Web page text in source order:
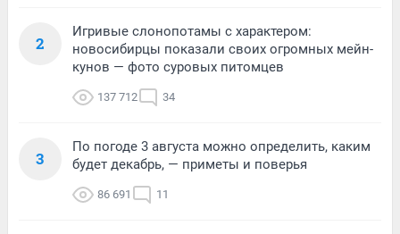
2
Игривые слонопотамы с характером:
новосибирцы показали своих огромных мейн-
кунов — фото суровых питомцев
137 712 34
3
По погоде 3 августа можно определить, каким
будет декабрь, — приметы и поверья
86 691 11